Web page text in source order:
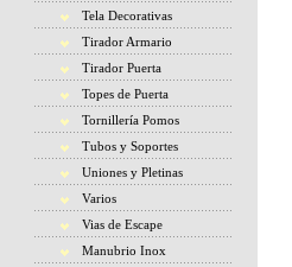
Tela Decorativas
Tirador Armario
Tirador Puerta
Topes de Puerta
Tornillería Pomos
Tubos y Soportes
Uniones y Pletinas
Varios
Vias de Escape
Manubrio Inox